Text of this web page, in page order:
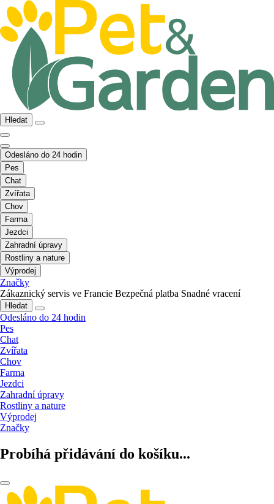
Hledat
Odesláno do 24 hodin
Pes
Chat
Zvířata
Chov
Farma
Jezdci
Zahradní úpravy
Rostliny a nature
Výprodej
Značky
Zákaznický servis ve Francie Bezpečná platba Snadné vracení
Hledat
Odesláno do 24 hodin
Pes
Chat
Zvířata
Chov
Farma
Jezdci
Zahradní úpravy
Rostliny a nature
Výprodej
Značky
Probíhá přidávání do košíku...